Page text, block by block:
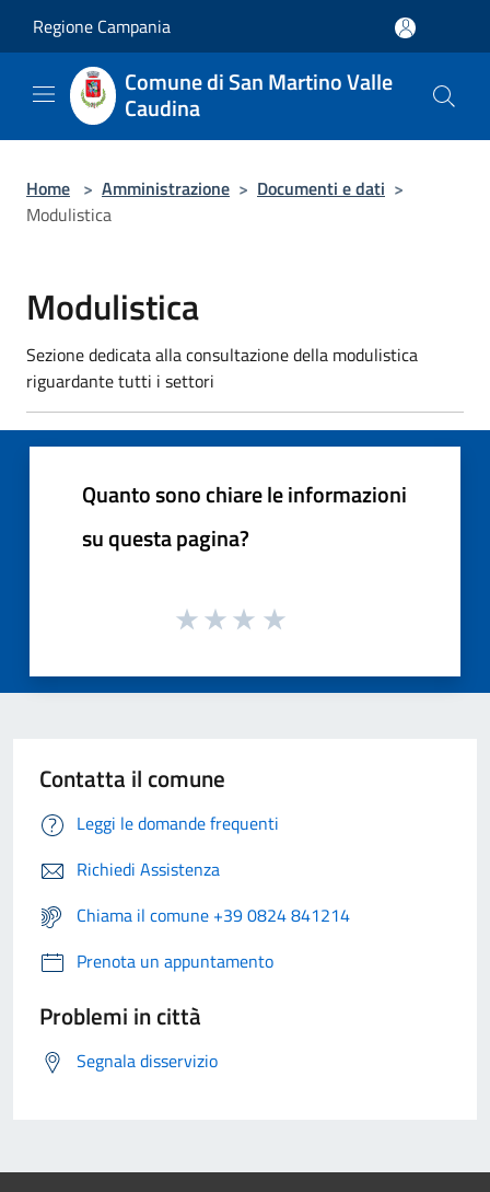
Regione Campania
Comune di San Martino Valle
Caudina
Home > Amministrazione > Documenti e dati >
Modulistica
Modulistica
Sezione dedicata alla consultazione della modulistica
riguardante tutti i settori
Quanto sono chiare le informazioni
su questa pagina?
Contatta il comune
Leggi le domande frequenti
Richiedi Assistenza
Chiama il comune +39 0824 841214
Prenota un appuntamento
Problemi in città
Segnala disservizio